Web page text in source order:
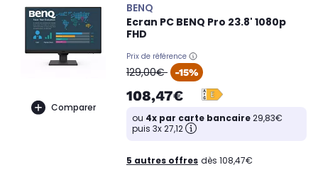
Comparer
BENQ
Ecran PC BENQ Pro 23.8' 1080p
FHD
Prix de référence
oldPrice
129,00€ -15%
108,47€
ou 4x par carte bancaire29,83€
puis 3x 27,12
5 autres offres dès 108,47€